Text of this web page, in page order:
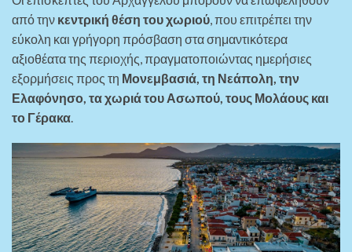
από την κεντρική θέση του χωριού , που επιτρέπει την
εύκολη και γρήγορη πρόσβαση στα σημαντικότερα
αξιοθέατα της περιοχής, πραγματοποιώντας ημερήσιες
εξορμήσεις προς τη Μονεμβασιά, τη Νεάπολη, την
Ελαφόνησο, τα χωριά του Ασωπού, τους Μολάους και
το Γέρακα